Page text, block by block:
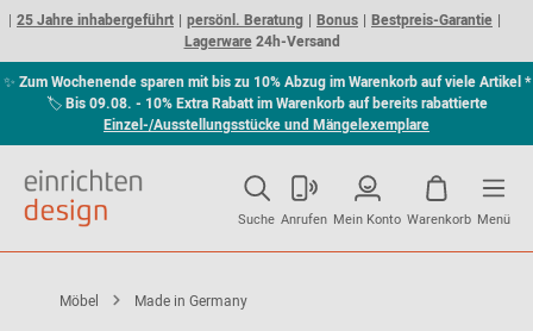
25 Jahre inhabergeführt persönl. Beratung Bonus
Bestpreis-Garantie
Lagerware24h-Versand
✨ Zum Wochenende sparen mit bis zu 10% Abzug im Warenkorb auf viele Artikel *
🏷Bis 09.08. - 10% Extra Rabatt im Warenkorb auf bereits rabattierte
Einzel-/Ausstellungsstücke und Mängelexemplare
Suche Anrufen Mein Konto Warenkorb Menü
Möbel Made in Germany